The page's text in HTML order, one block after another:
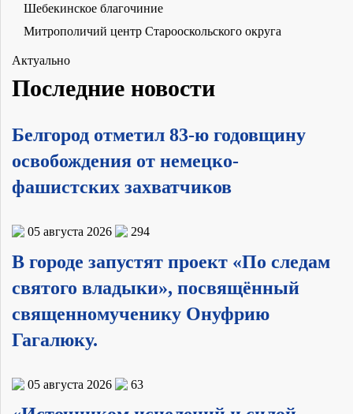
Шебекинское благочиние
Митрополичий центр Старооскольского округа
Актуально
Последние новости
Белгород отметил 83-ю годовщину
освобождения от немецко-
фашистских захватчиков
05 августа 2026 294
В городе запустят проект «По следам
святого владыки», посвящённый
священномученику Онуфрию
Гагалюку.
05 августа 2026 63